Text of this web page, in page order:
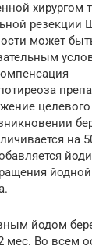
хирургом
может
на
йодной
йодом
мес. Во всем